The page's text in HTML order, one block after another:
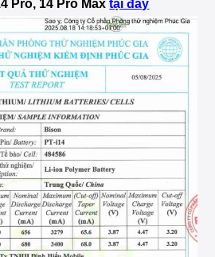
Pro, 14 Pro Maxtại đây